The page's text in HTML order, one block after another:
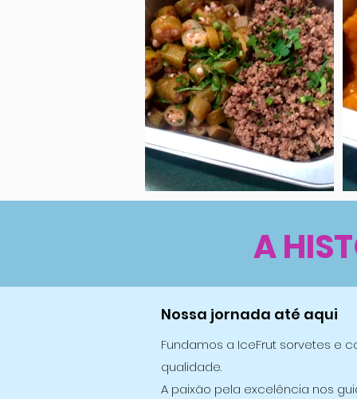
A
Nossa jornada até aqui
Fundamos a IceFrut sorvetes e
qualidade.
A paixão pela excelência nos